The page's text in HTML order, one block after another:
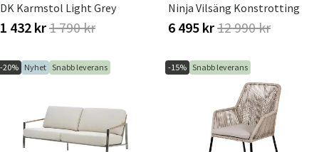
DK Karmstol Light Grey
1 432 kr1 790 kr
Ninja Vilsäng Konstrotting
6 495 kr12 990 kr
-20% Nyhet Snabb leverans -15% Snabb leverans